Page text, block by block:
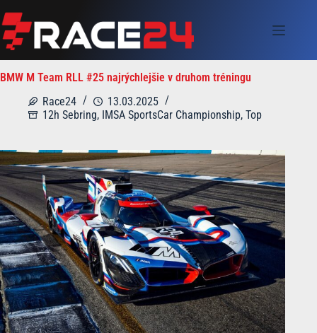
to
content
BMW M Team RLL #25 najrýchlejšie v druhom tréningu
Race24
13.03.2025
12h Sebring, IMSA SportsCar Championship, Top